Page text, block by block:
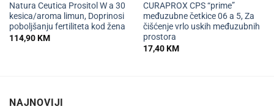
Natura Ceutica Prositol W a 30
kesica/aroma limun, Doprinosi
poboljšanju fertiliteta kod žena
114,90KM
CURAPROX CPS “prime”
međuzubne četkice 06 a 5, Za
čišćenje vrlo uskih međuzubnih
prostora
17,40KM
NAJNOVIJI